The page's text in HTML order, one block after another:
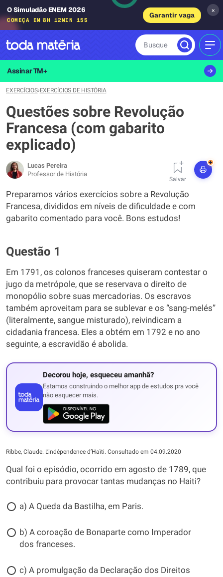
O Simuladão ENEM 2026
COMEÇA EM 8H 12MIN 14S
Garantir vaga
×
Busque
Assinar TM+
EXERCÍCIOS›EXERCÍCIOS DE HISTÓRIA
Questões sobre Revolução
Francesa (com gabarito
explicado)
Lucas Pereira
Professor de História
Salvar
+
Preparamos vários exercícios sobre a Revolução
Francesa, divididos em níveis de dificuldade e com
gabarito comentado para você. Bons estudos!
Questão 1
Em 1791, os colonos franceses quiseram contestar o
jugo da metrópole, que se reservava o direito de
monopólio sobre suas mercadorias. Os escravos
também aproveitam para se sublevar e os “sang-melés”
(literalmente, sangue misturado), reivindicam a
cidadania francesa. Eles a obtém em 1792 e no ano
seguinte, a escravidão é abolida.
Decorou hoje, esqueceu amanhã?
Estamos construindo o melhor app de estudos pra você
não esquecer mais.
Ribbe, Claude. Lʼindépendence dʼHaïti. Consultado em 04.09.2020
Qual foi o episódio, ocorrido em agosto de 1789, que
contribuiu para provocar tantas mudanças no Haiti?
a) A Queda da Bastilha, em Paris.
b) A coroação de Bonaparte como Imperador
dos franceses.
c) A promulgação da Declaração dos Direitos